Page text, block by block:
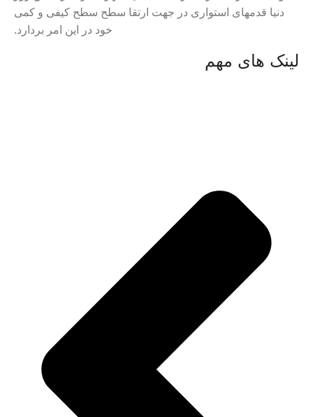
دنیا قدمهای استواری در جهت ارتقا سطح سطح کیفی و کمی
خود در این امر بردارد.
لینک های مهم